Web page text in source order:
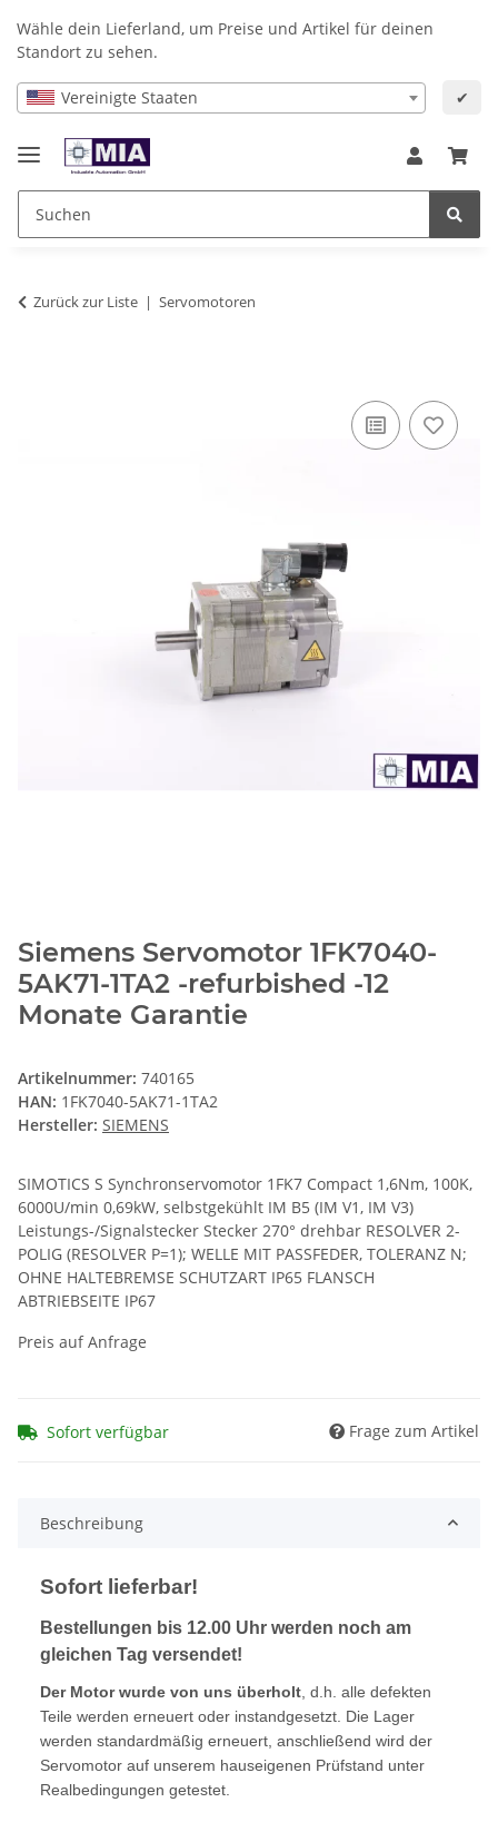
Wähle dein Lieferland, um Preise und Artikel für deinen
Standort zu sehen.
Vereinigte Staaten ✔
Zurück zur Liste Servomotoren
Siemens Servomotor 1FK7040-
5AK71-1TA2 -refurbished -12
Monate Garantie
Artikelnummer: 740165
HAN: 1FK7040-5AK71-1TA2
Hersteller: SIEMENS
SIMOTICS S Synchronservomotor 1FK7 Compact 1,6Nm, 100K,
6000U/min 0,69kW, selbstgekühlt IM B5 (IM V1, IM V3)
Leistungs-/Signalstecker Stecker 270° drehbar RESOLVER 2-
POLIG (RESOLVER P=1); WELLE MIT PASSFEDER, TOLERANZ N;
OHNE HALTEBREMSE SCHUTZART IP65 FLANSCH
ABTRIEBSEITE IP67
Preis auf Anfrage
Sofort verfügbar Frage zum Artikel
Beschreibung
Sofort lieferbar!
Bestellungen bis 12.00 Uhr werden noch am
gleichen Tag versendet!
Der Motor wurde von uns überholt , d.h. alle defekten
Teile werden erneuert oder instandgesetzt. Die Lager
werden standardmäßig erneuert, anschließend wird der
Servomotor auf unserem hauseigenen Prüfstand unter
Realbedingungen getestet.